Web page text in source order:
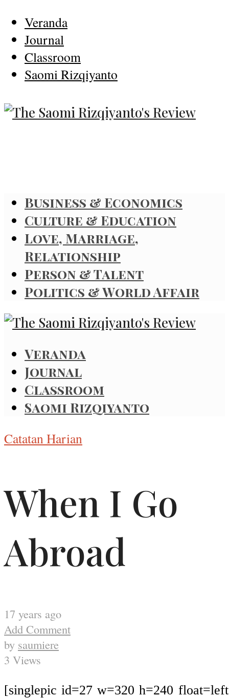
Veranda
Journal
Classroom
Saomi Rizqiyanto
Business & Economics
Culture & Education
Love, Marriage,
Relationship
Person & Talent
Politics & World Affair
Veranda
Journal
Classroom
Saomi Rizqiyanto
Catatan Harian
When I Go
Abroad
17 years ago
Add Comment
by saumiere
3 Views
[singlepic id=27 w=320 h=240